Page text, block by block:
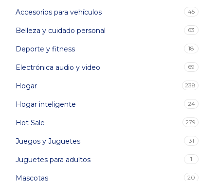
Accesorios para vehículos 45
Belleza y cuidado personal 63
Deporte y fitness 18
Electrónica audio y video 69
Hogar 238
Hogar inteligente 24
Hot Sale 279
Juegos y Juguetes 31
Juguetes para adultos 1
Mascotas 20